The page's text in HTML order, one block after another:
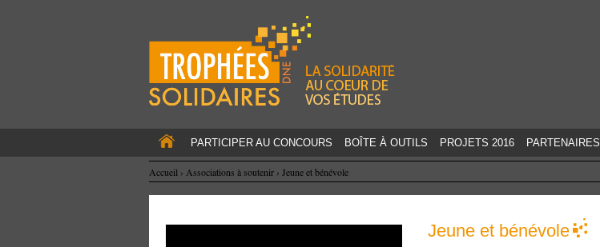
PARTICIPER AU CONCOURS BOÎTE À OUTILS PROJETS 2016 PARTENAIRES
Accueil › Associations à soutenir › Jeune et bénévole
Jeune et bénévole